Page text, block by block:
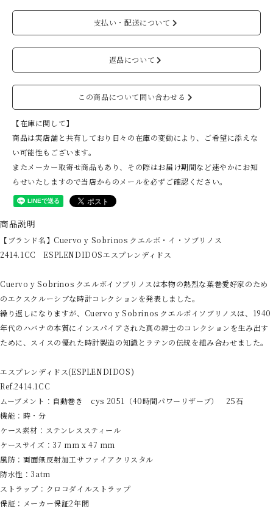
支払い・配送について
返品について
この商品について問い合わせる
【在庫に関して】
商品は実店舗と共有しており日々の在庫の変動により、ご希望に添えな
い可能性もございます。
またメーカー取寄せ商品もあり、その際はお届け期間など速やかにお知
らせいたしますので当店からのメールを必ずご確認ください。
商品説明
【ブランド名】Cuervo y Sobrinos クエルボ・イ・ソブリノス
2414.1CC ESPLENDIDOSエスプレンディドス
Cuervo y Sobrinos クエルボイソブリノスは本物の熱烈な葉巻愛好家のため
のエクスクルーシブな時計コレクションを発表しました。
繰り返しになりますが、Cuervo y Sobrinos クエルボイソブリノスは、1940
年代のハバナの本質にインスパイアされた真の紳士のコレクションを生み出す
ために、スイスの優れた時計製造の知識とラテンの伝統を組み合わせました。
エスプレンディドス(ESPLENDIDOS)
Ref.2414.1CC
ムーブメント：自動巻き cys 2051（40時間パワーリザーブ） 25石
機能：時・分
ケース素材：ステンレススティール
ケースサイズ：37 mm x 47 mm
風防：両面無反射加工サファイアクリスタル
防水性：3atm
ストラップ：クロコダイルストラップ
保証：メーカー保証2年間